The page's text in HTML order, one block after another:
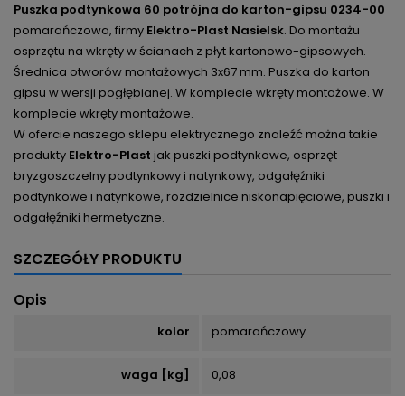
Puszka podtynkowa 60 potrójna do karton-gipsu 0234-00
pomarańczowa, firmy Elektro-Plast Nasielsk. Do montażu
osprzętu na wkręty w ścianach z płyt kartonowo-gipsowych.
Średnica otworów montażowych 3x67 mm. Puszka do karton
gipsu w wersji pogłębianej. W komplecie wkręty montażowe. W
komplecie wkręty montażowe.
W ofercie naszego sklepu elektrycznego znaleźć można takie
produkty Elektro-Plast jak puszki podtynkowe, osprzęt
bryzgoszczelny podtynkowy i natynkowy, odgałęźniki
podtynkowe i natynkowe, rozdzielnice niskonapięciowe, puszki i
odgałęźniki hermetyczne.
SZCZEGÓŁY PRODUKTU
Opis
kolor pomarańczowy
waga [kg] 0,08